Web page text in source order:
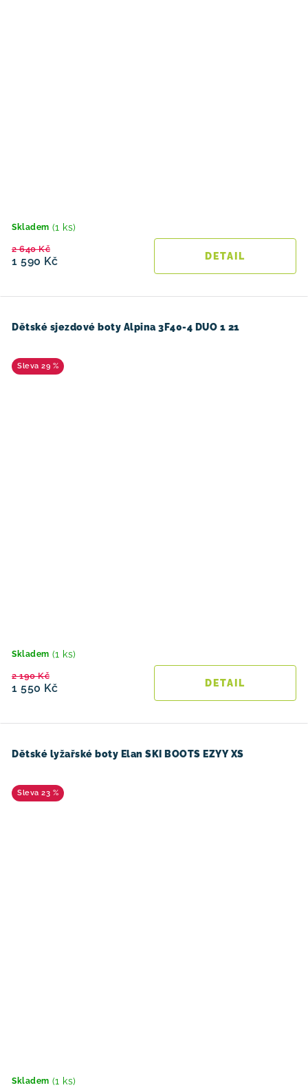
Skladem (1 ks)
1 590 Kč
2 640 Kč
Dětské sjezdové boty Alpina 3F40-4 DUO 1 21
29 %
Skladem (1 ks)
1 550 Kč
2 190 Kč
Dětské lyžařské boty Elan SKI BOOTS EZYY XS
23 %
Skladem (1 ks)